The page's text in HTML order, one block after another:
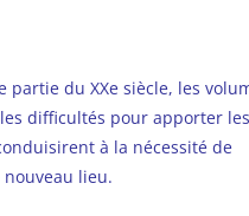
partie du XXe siècle, les
difficultés pour apporter les
à la nécessité de
lieu.